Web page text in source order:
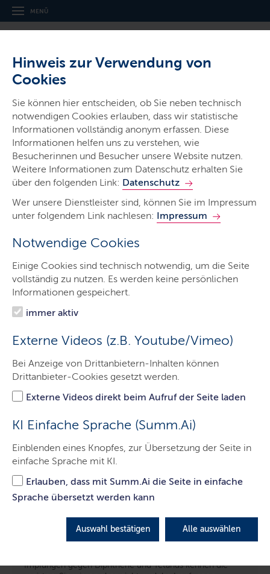
Hinweis zur Verwendung von
Cookies
Sie können hier entscheiden, ob Sie neben technisch
notwendigen Cookies erlauben, dass wir statistische
Informationen vollständig anonym erfassen. Diese
Informationen helfen uns zu verstehen, wie
Besucherinnen und Besucher unsere Website nutzen.
Weitere Informationen zum Datenschutz erhalten Sie
über den folgenden Link: Datenschutz
Wer unsere Dienstleister sind, können Sie im Impressum
unter folgendem Link nachlesen: Impressum
Notwendige Cookies
Einige Cookies sind technisch notwendig, um die Seite
vollständig zu nutzen. Es werden keine persönlichen
Informationen gespeichert.
immer aktiv
Externe Videos (z.B. Youtube/Vimeo)
Bei Anzeige von Drittanbietern-Inhalten können
Drittanbieter-Cookies gesetzt werden.
Externe Videos direkt beim Aufruf der Seite laden
KI Einfache Sprache (Summ.Ai)
Einblenden eines Knopfes, zur Übersetzung der Seite in
einfache Sprache mit KI.
Erlauben, dass mit Summ.Ai die Seite in einfache
Sprache übersetzt werden kann
Auswahl bestätigen Alle auswählen
MENÜ
Thema
Impfen
Start
Impfempfehlungen
ÖGD Impfungen
Downloads
Fachöffentlichkeit
Impfen schützt - aktuelle Themen
Sind Sie gut geschützt? Machen Sie
Impfungen gegen Diphtherie und Tetanus kennen die